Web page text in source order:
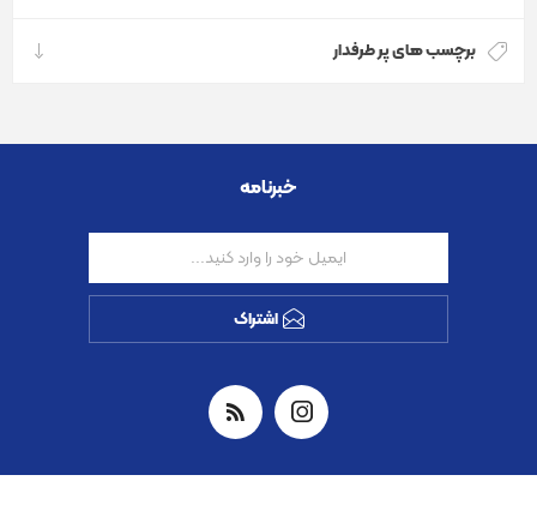
برچسب های پر طرفدار
خبرنامه
اشتراک